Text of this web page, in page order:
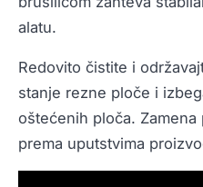
alatu.
Redovito čistite i
stanje rezne ploče i
oštećenih ploča.
prema uputstvima